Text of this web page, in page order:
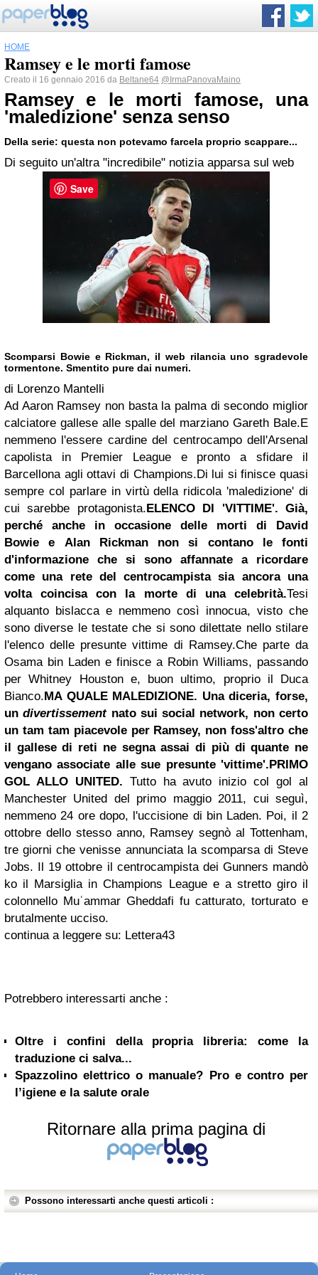
HOME
Ramsey e le morti famose
Creato il 16 gennaio 2016 da Beltane64 @IrmaPanovaMaino
Ramsey e le morti famose, una
'maledizione' senza senso
Della serie: questa non potevamo farcela proprio scappare...
Di seguito un'altra "incredibile" notizia apparsa sul web
Scomparsi Bowie e Rickman, il web rilancia uno sgradevole
tormentone. Smentito pure dai numeri.
di Lorenzo Mantelli
Ad Aaron Ramsey non basta la palma di secondo miglior
calciatore gallese alle spalle del marziano Gareth Bale.E
nemmeno l'essere cardine del centrocampo dell'Arsenal
capolista in Premier League e pronto a sfidare il
Barcellona agli ottavi di Champions.Di lui si finisce quasi
sempre col parlare in virtù della ridicola 'maledizione' di
cui sarebbe protagonista.ELENCO DI 'VITTIME'. Già,
perché anche in occasione delle morti di David
Bowie e Alan Rickman non si contano le fonti
d'informazione che si sono affannate a ricordare
come una rete del centrocampista sia ancora una
volta coincisa con la morte di una celebrità.Tesi
alquanto bislacca e nemmeno così innocua, visto che
sono diverse le testate che si sono dilettate nello stilare
l'elenco delle presunte vittime di Ramsey.Che parte da
Osama bin Laden e finisce a Robin Williams, passando
per Whitney Houston e, buon ultimo, proprio il Duca
Bianco.MA QUALE MALEDIZIONE. Una diceria, forse,
undivertissementnato sui social network, non certo
un tam tam piacevole per Ramsey, non foss'altro che
il gallese di reti ne segna assai di più di quante ne
vengano associate alle sue presunte 'vittime'.PRIMO
GOL ALLO UNITED. Tutto ha avuto inizio col gol al
Manchester United del primo maggio 2011, cui seguì,
nemmeno 24 ore dopo, l'uccisione di bin Laden. Poi, il 2
ottobre dello stesso anno, Ramsey segnò al Tottenham,
tre giorni che venisse annunciata la scomparsa di Steve
Jobs. Il 19 ottobre il centrocampista dei Gunners mandò
ko il Marsiglia in Champions League e a stretto giro il
colonnello Muʿammar Gheddafi fu catturato, torturato e
brutalmente ucciso.
continua a leggere su: Lettera43
Potrebbero interessarti anche :
Oltre i confini della propria libreria: come la
traduzione ci salva...
Spazzolino elettrico o manuale? Pro e contro per
l’igiene e la salute orale
Ritornare alla prima pagina di
Possono interessarti anche questi articoli :
Save